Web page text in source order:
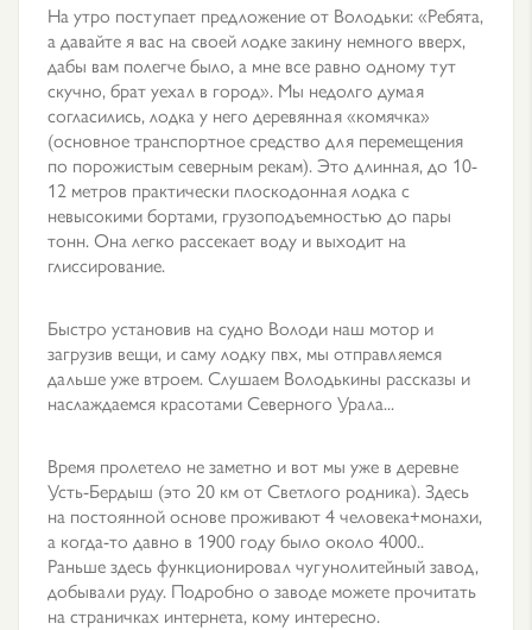
На утро поступает предложение от Володьки: «Ребята,
а давайте я вас на своей лодке закину немного вверх,
дабы вам полегче было, а мне все равно одному тут
скучно, брат уехал в город». Мы недолго думая
согласились, лодка у него деревянная «комячка»
(основное транспортное средство для перемещения
по порожистым северным рекам). Это длинная, до 10-
12 метров практически плоскодонная лодка с
невысокими бортами, грузоподъемностью до пары
тонн. Она легко рассекает воду и выходит на
глиссирование.
Быстро установив на судно Володи наш мотор и
загрузив вещи, и саму лодку пвх, мы отправляемся
дальше уже втроем. Слушаем Володькины рассказы и
наслаждаемся красотами Северного Урала...
Время пролетело не заметно и вот мы уже в деревне
Усть-Бердыш (это 20 км от Светлого родника). Здесь
на постоянной основе проживают 4 человека+монахи,
а когда-то давно в 1900 году было около 4000..
Раньше здесь функционировал чугунолитейный завод,
добывали руду. Подробно о заводе можете прочитать
на страничках интернета, кому интересно.